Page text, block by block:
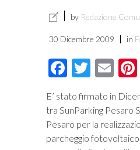
by Redazione
30 Dicembre 2009 in
E’ stato firmato in
tra SunParking Pesaro
Pesaro per la
parcheggio